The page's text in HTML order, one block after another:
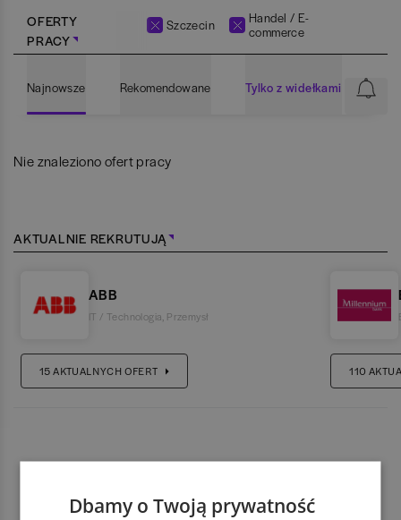
OFERTY
PRACY
Szczecin
Handel / E-
commerce
Najnowsze Rekomendowane Tylko z widełkami
Nie znaleziono ofert pracy
AKTUALNIE REKRUTUJĄ
ABB
IT / Technologia Przemysł
15AKTUALNYCH OFERT 110
Dbamy o Twoją prywatność